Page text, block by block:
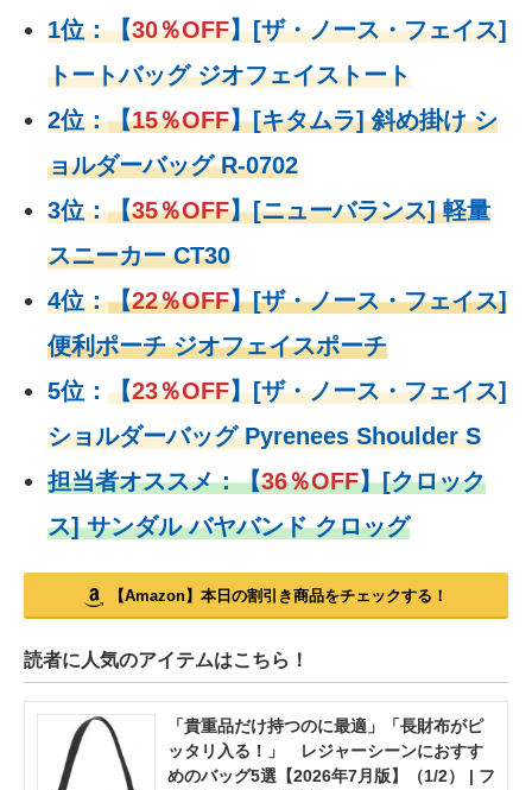
1位：【30％OFF】[ザ・ノース・フェイス]
トートバッグ ジオフェイストート
2位：【15％OFF】[キタムラ] 斜め掛け シ
ョルダーバッグ R-0702
3位：【35％OFF】[ニューバランス] 軽量
スニーカー CT30
4位：【22％OFF】[ザ・ノース・フェイス]
便利ポーチ ジオフェイスポーチ
5位： 【23％OFF】[ザ・ノース・フェイス]
ショルダーバッグ Pyrenees Shoulder S
担当者オススメ：【36％OFF】[クロック
ス] サンダル バヤバンド クロッグ
【Amazon】本日の割引き商品をチェックする！
読者に人気のアイテムはこちら！
「貴重品だけ持つのに最適」「長財布がピ
ッタリ入る！」 レジャーシーンにおすす
めのバッグ5選【2026年7月版】（1/2） | フ